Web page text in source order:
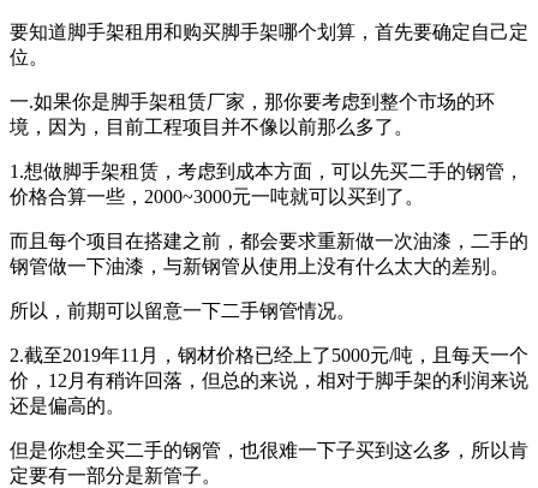
要知道脚手架租用和购买脚手架哪个划算，首先要确定自己定
位。
一.如果你是脚手架租赁厂家，那你要考虑到整个市场的环
境，因为，目前工程项目并不像以前那么多了。
1.想做脚手架租赁，考虑到成本方面，可以先买二手的钢管，
价格合算一些，2000~3000元一吨就可以买到了。
而且每个项目在搭建之前，都会要求重新做一次油漆，二手的
钢管做一下油漆，与新钢管从使用上没有什么太大的差别。
所以，前期可以留意一下二手钢管情况。
2.截至2019年11月，钢材价格已经上了5000元/吨，且每天一个
价，12月有稍许回落，但总的来说，相对于脚手架的利润来说
还是偏高的。
但是你想全买二手的钢管，也很难一下子买到这么多，所以肯
定要有一部分是新管子。